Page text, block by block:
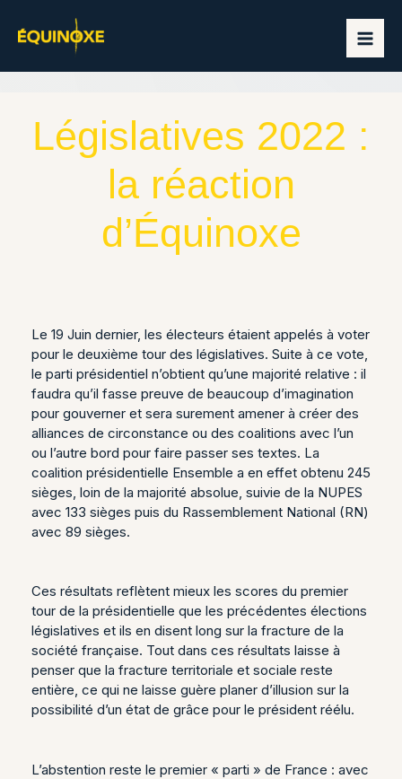
contenu
Législatives 2022 :
la réaction
d’Équinoxe
Le 19 Juin dernier, les électeurs étaient appelés à voter
pour le deuxième tour des législatives. Suite à ce vote,
le parti présidentiel n’obtient qu’une majorité relative : il
faudra qu’il fasse preuve de beaucoup d’imagination
pour gouverner et sera surement amener à créer des
alliances de circonstance ou des coalitions avec l’un
ou l’autre bord pour faire passer ses textes. La
coalition présidentielle Ensemble a en effet obtenu 245
sièges, loin de la majorité absolue, suivie de la NUPES
avec 133 sièges puis du Rassemblement National (RN)
avec 89 sièges.
Ces résultats reflètent mieux les scores du premier
tour de la présidentielle que les précédentes élections
législatives et ils en disent long sur la fracture de la
société française. Tout dans ces résultats laisse à
penser que la fracture territoriale et sociale reste
entière, ce qui ne laisse guère planer d’illusion sur la
possibilité d’un état de grâce pour le président réélu.
L’abstention reste le premier « parti » de France : avec